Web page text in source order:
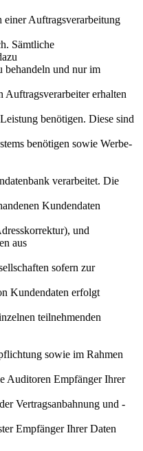
Auftragsverarbeitung
Sämtliche
behandeln und nur im
Auftragsverarbeiter erhalten
benötigen. Diese sind
benötigen sowie Werbe-
verarbeitet. Die
Kundendaten
und
aus
sofern zur
Kundendaten erfolgt
teilnehmenden
sowie im Rahmen
Auditoren Empfänger Ihrer
Vertragsanbahnung und -
Empfänger Ihrer Daten